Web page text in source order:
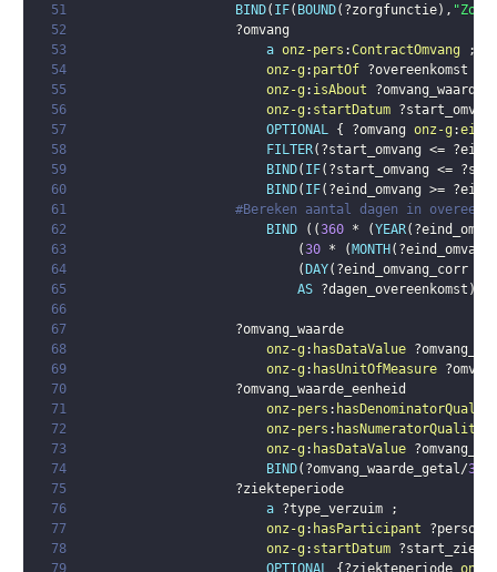
51
BIND( IF( BOUND( ?zorgfunctie) ,
52
?omvang
53
a onz-pers :ContractOmvang
;
54
onz-g : partOf ?overeenkomst
55
onz-g : isAbout ?omvang_waarde
56
onz-g : startDatum
57
OPTIONAL { ?omvang onz-g :
58
FILTER( ?start_omvang <=
59
BIND( IF( ?start_omvang <=
60
BIND( IF( ?eind_omvang >=
61
#Bereken aantal dagen in
62
BIND ( (360 * (YEAR(
63
(30 * ( MONTH (
64
( DAY( ?eind_omvang_corr
65
AS ?dagen_overeenkomst )
66
67
?omvang_waarde
68
onz-g : hasDataValue
69
onz-g : hasUnitOfMeasure
70
?omvang_waarde_eenheid
71
onz-pers :
72
onz-pers :
73
onz-g : hasDataValue
74
BIND( ?omvang_waarde_getal/36
75
?ziekteperiode
76
a ?type_verzuim
;
77
onz-g : hasParticipant
?persoon
78
onz-g : startDatum